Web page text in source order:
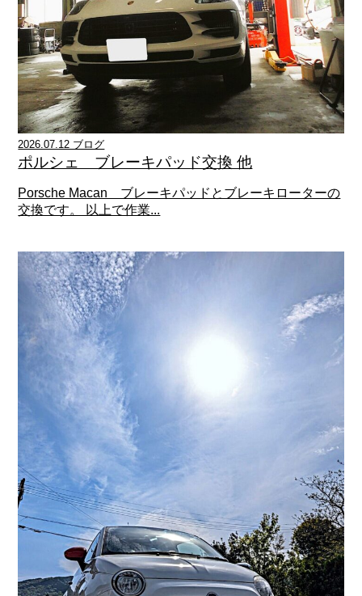
2026.07.12 ブログ
ポルシェ ブレーキパッド交換 他
Porsche Macan ブレーキパッドとブレーキローターの
交換です。 以上で作業...